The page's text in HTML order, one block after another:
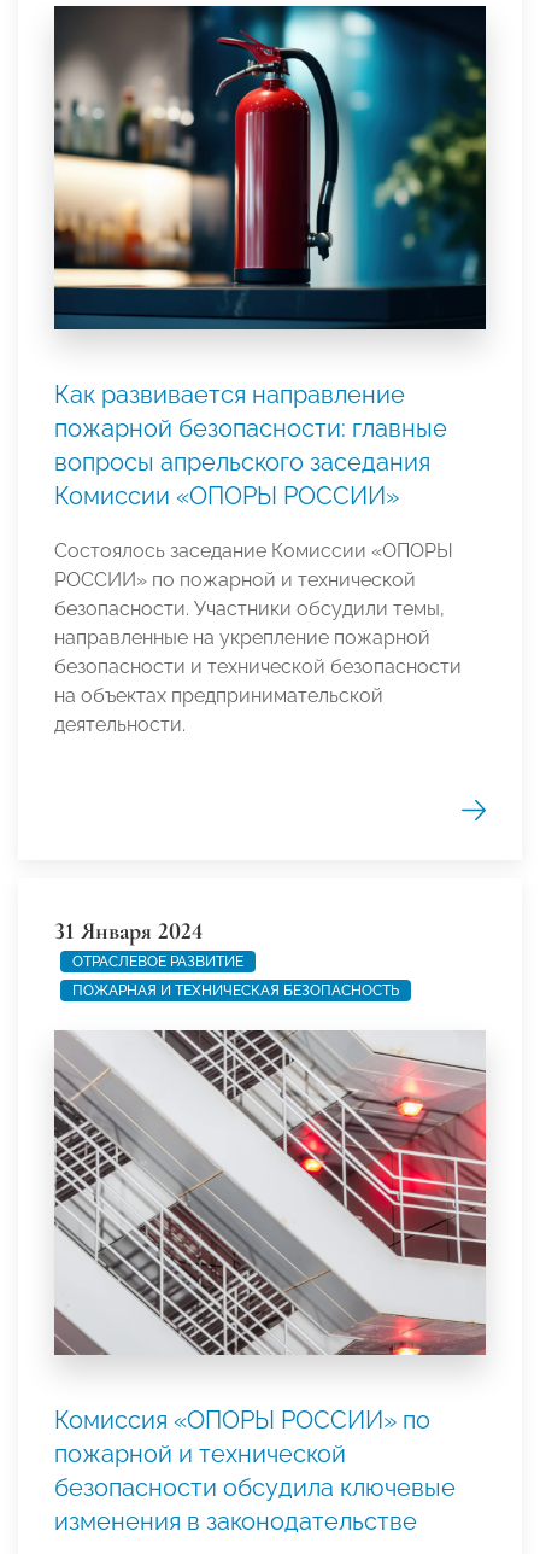
Как развивается направление
пожарной безопасности: главные
вопросы апрельского заседания
Комиссии «ОПОРЫ РОССИИ»
Состоялось заседание Комиссии «ОПОРЫ
РОССИИ» по пожарной и технической
безопасности. Участники обсудили темы,
направленные на укрепление пожарной
безопасности и технической безопасности
на объектах предпринимательской
деятельности.
31 Января 2024
ОТРАСЛЕВОЕ РАЗВИТИЕ
ПОЖАРНАЯ И ТЕХНИЧЕСКАЯ БЕЗОПАСНОСТЬ
Комиссия «ОПОРЫ РОССИИ» по
пожарной и технической
безопасности обсудила ключевые
изменения в законодательстве